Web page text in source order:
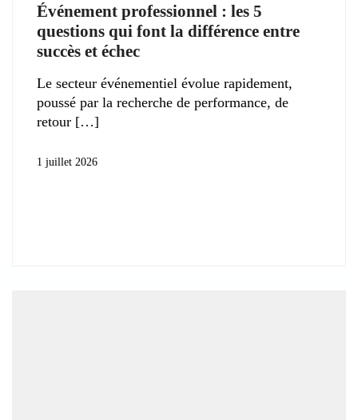
Événement professionnel : les 5
questions qui font la différence entre
succès et échec
Le secteur événementiel évolue rapidement,
poussé par la recherche de performance, de
retour
1 juillet 2026